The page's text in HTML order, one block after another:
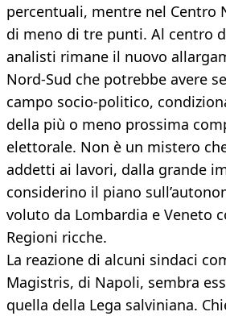
percentuali, mentre nel Centro
di meno di tre punti. Al centro
analisti rimane il nuovo
Nord-Sud che potrebbe avere
campo socio-politico,
della più o meno prossima
elettorale. Non è un mistero
addetti ai lavori, dalla grande
considerino il piano
voluto da Lombardia e Veneto
Regioni ricche.
La reazione di alcuni sindaci
Magistris, di Napoli, sembra
quella della Lega salviniana.